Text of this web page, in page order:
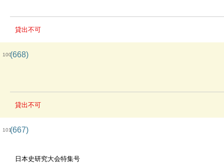
貸出不可
100(668)
貸出不可
101(667)
日本史研究大会特集号